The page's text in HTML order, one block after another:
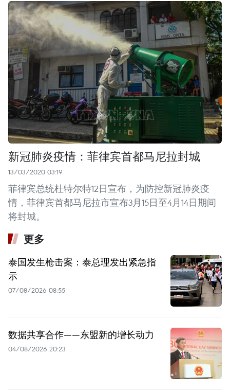
新冠肺炎疫情：菲律宾首都马尼拉封城
13/03/2020 03:19
菲律宾总统杜特尔特12日宣布，为防控新冠肺炎疫
情，菲律宾首都马尼拉市宣布3月15日至4月14日期间
将封城。
更多
泰国发生枪击案：泰总理发出紧急指
示
07/08/2026 08:55
数据共享合作——东盟新的增长动力
04/08/2026 20:23